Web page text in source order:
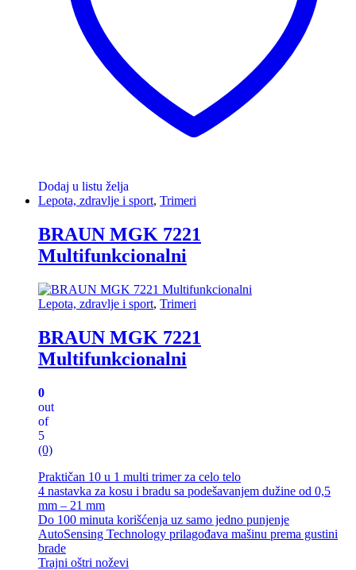
Dodaj u listu želja
Lepota, zdravlje i sport, Trimeri
BRAUN MGK 7221
Multifunkcionalni
Lepota, zdravlje i sport, Trimeri
BRAUN MGK 7221
Multifunkcionalni
0
out
of
5
(0)
Praktičan 10 u 1 multi trimer za celo telo
4 nastavka za kosu i bradu sa podešavanjem dužine od 0,5
mm – 21 mm
Do 100 minuta korišćenja uz samo jedno punjenje
AutoSensing Technology prilagođava mašinu prema gustini
brade
Trajni oštri noževi